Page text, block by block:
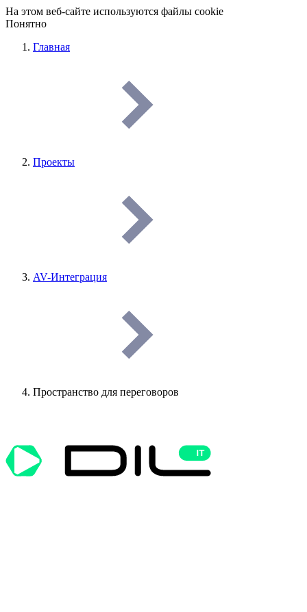
На этом веб-сайте используются файлы cookie
Понятно
Главная
Проекты
AV-Интеграция
Пространство для переговоров